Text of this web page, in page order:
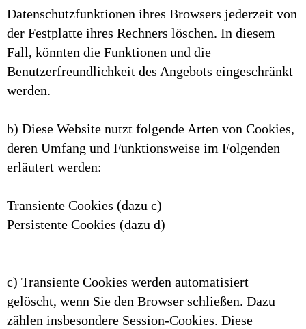
Datenschutzfunktionen ihres Browsers jederzeit von
der Festplatte ihres Rechners löschen. In diesem
Fall, könnten die Funktionen und die
Benutzerfreundlichkeit des Angebots eingeschränkt
werden.
b) Diese Website nutzt folgende Arten von Cookies,
deren Umfang und Funktionsweise im Folgenden
erläutert werden:
Transiente Cookies (dazu c)
Persistente Cookies (dazu d)
c) Transiente Cookies werden automatisiert
gelöscht, wenn Sie den Browser schließen. Dazu
zählen insbesondere Session-Cookies. Diese